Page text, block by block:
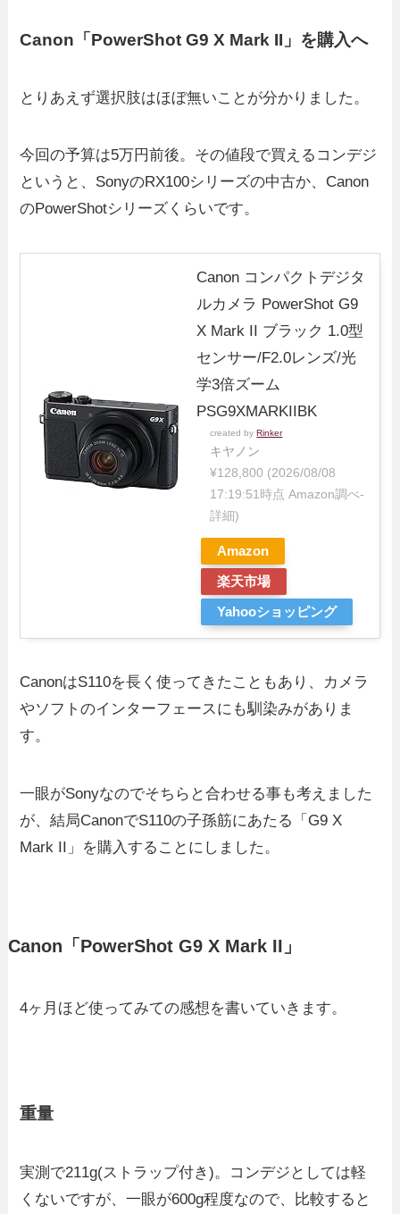
Canon「PowerShot G9 X Mark II」を購入へ
とりあえず選択肢はほぼ無いことが分かりました。
今回の予算は5万円前後。その値段で買えるコンデジ
というと、SonyのRX100シリーズの中古か、Canon
のPowerShotシリーズくらいです。
Canon コンパクトデジタ
ルカメラ PowerShot G9
X Mark II ブラック 1.0型
センサー/F2.0レンズ/光
学3倍ズーム
PSG9XMARKIIBK
created by Rinker
キヤノン
¥128,800 (2026/08/08
17:19:51時点 Amazon調べ-
詳細)
Amazon
楽天市場
Yahooショッピング
CanonはS110を長く使ってきたこともあり、カメラ
やソフトのインターフェースにも馴染みがありま
す。
一眼がSonyなのでそちらと合わせる事も考えました
が、結局CanonでS110の子孫筋にあたる「G9 X
Mark II」を購入することにしました。
Canon「PowerShot G9 X Mark II」
4ヶ月ほど使ってみての感想を書いていきます。
重量
実測で211g(ストラップ付き)。コンデジとしては軽
くないですが、一眼が600g程度なので、比較すると